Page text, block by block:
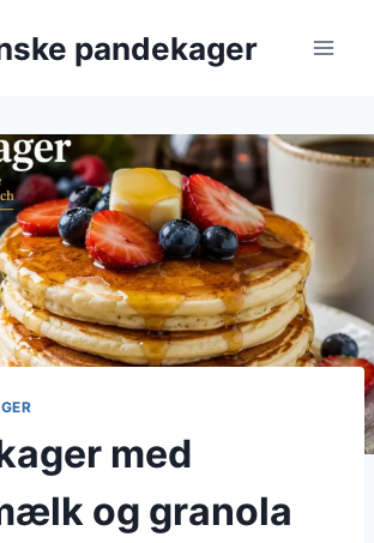
pandekager
med
og granola